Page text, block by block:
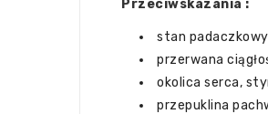
Przeciwskazania :
stan
przerwana
okolica serca,
przepuklina